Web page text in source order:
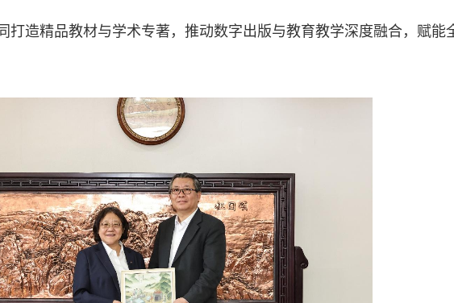
打造精品教材与学术专著，推动数字出版与教育教学深度融合，赋能